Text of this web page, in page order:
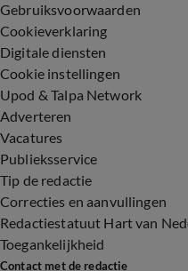
Gebruiksvoorwaarden
Cookieverklaring
Digitale diensten
Cookie instellingen
Upod & Talpa Network
Adverteren
Vacatures
Publieksservice
Tip de redactie
Correcties en aanvullingen
Redactiestatuut Hart van
Toegankelijkheid
Contact met de redactie